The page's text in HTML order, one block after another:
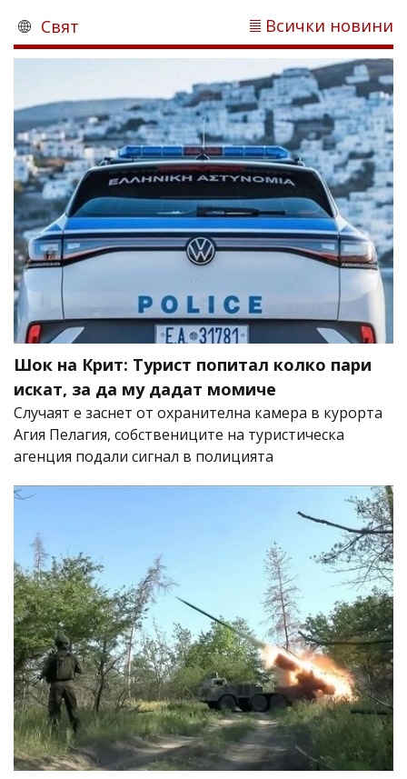
Свят Всички новини
Шок на Крит: Турист попитал колко пари
искат, за да му дадат момиче
Случаят е заснет от охранителна камера в курорта
Агия Пелагия, собствениците на туристическа
агенция подали сигнал в полицията